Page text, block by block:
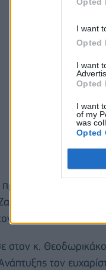
I want
Opted
I want
Opted
I want
of my
was
Opted
ο οποίος
Βοηθό Συνήγορο,
στον κ.
τον